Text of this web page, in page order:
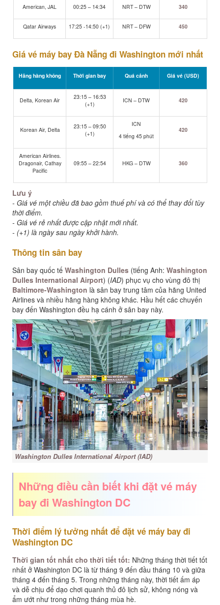
American, JAL 00:25 – 14:34 NRT – DTW 340
Qatar Airways 17:25 -14:50 (+1) NRT – DFW 450
Giá vé máy bay Đà Nẵng đi Washington mới nhất
Hãng hàng không Thời gian bay Quá cảnh Giá vé (USD)
Delta, Korean Air
23:15 – 16:53
(+1)
ICN – DTW 420
Korean Air, Delta
23:15 – 09:50
(+1)
ICN
4 tiếng 45 phút
420
American Airlines.
Dragonair, Cathay
Pacific
09:55 – 22:54 HKG – DTW 360
Lưu ý
- Giá vé một chiều đã bao gồm thuế phí và có thể thay đổi tùy
thời điểm.
- Giá vé rẻ nhất được cập nhật mới nhất.
- (+1) là ngày sau ngày khởi hành.
Thông tin sân bay
Sân bay quốc tế Washington Dulles (tiếng Anh: Washington
Dulles International Airport) (IAD) phục vụ cho vùng đô thị
Baltimore-Washington là sân bay trung tâm của hãng United
Airlines và nhiều hãng hàng không khác. Hầu hết các chuyến
bay đến Washington đều hạ cánh ở sân bay này.
Washington Dulles International Airport (IAD)
Những điều cần biết khi đặt vé máy
bay đi Washington DC
Thời điểm lý tưởng nhất để đặt vé máy bay đi
Washington DC
Thời gian tốt nhất cho thời tiết tốt: Những tháng thời tiết tốt
nhất ở Washington DC là từ tháng 9 đến đầu tháng 10 và giữa
tháng 4 đến tháng 5. Trong những tháng này, thời tiết ấm áp
và dễ chịu để dạo chơi quanh thủ đô lịch sử, không nóng và
ẩm ướt như trong những tháng mùa hè.